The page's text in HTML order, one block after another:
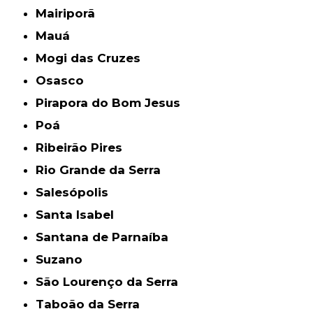
Mairiporã
Mauá
Mogi das Cruzes
Osasco
Pirapora do Bom Jesus
Poá
Ribeirão Pires
Rio Grande da Serra
Salesópolis
Santa Isabel
Santana de Parnaíba
Suzano
São Lourenço da Serra
Taboão da Serra